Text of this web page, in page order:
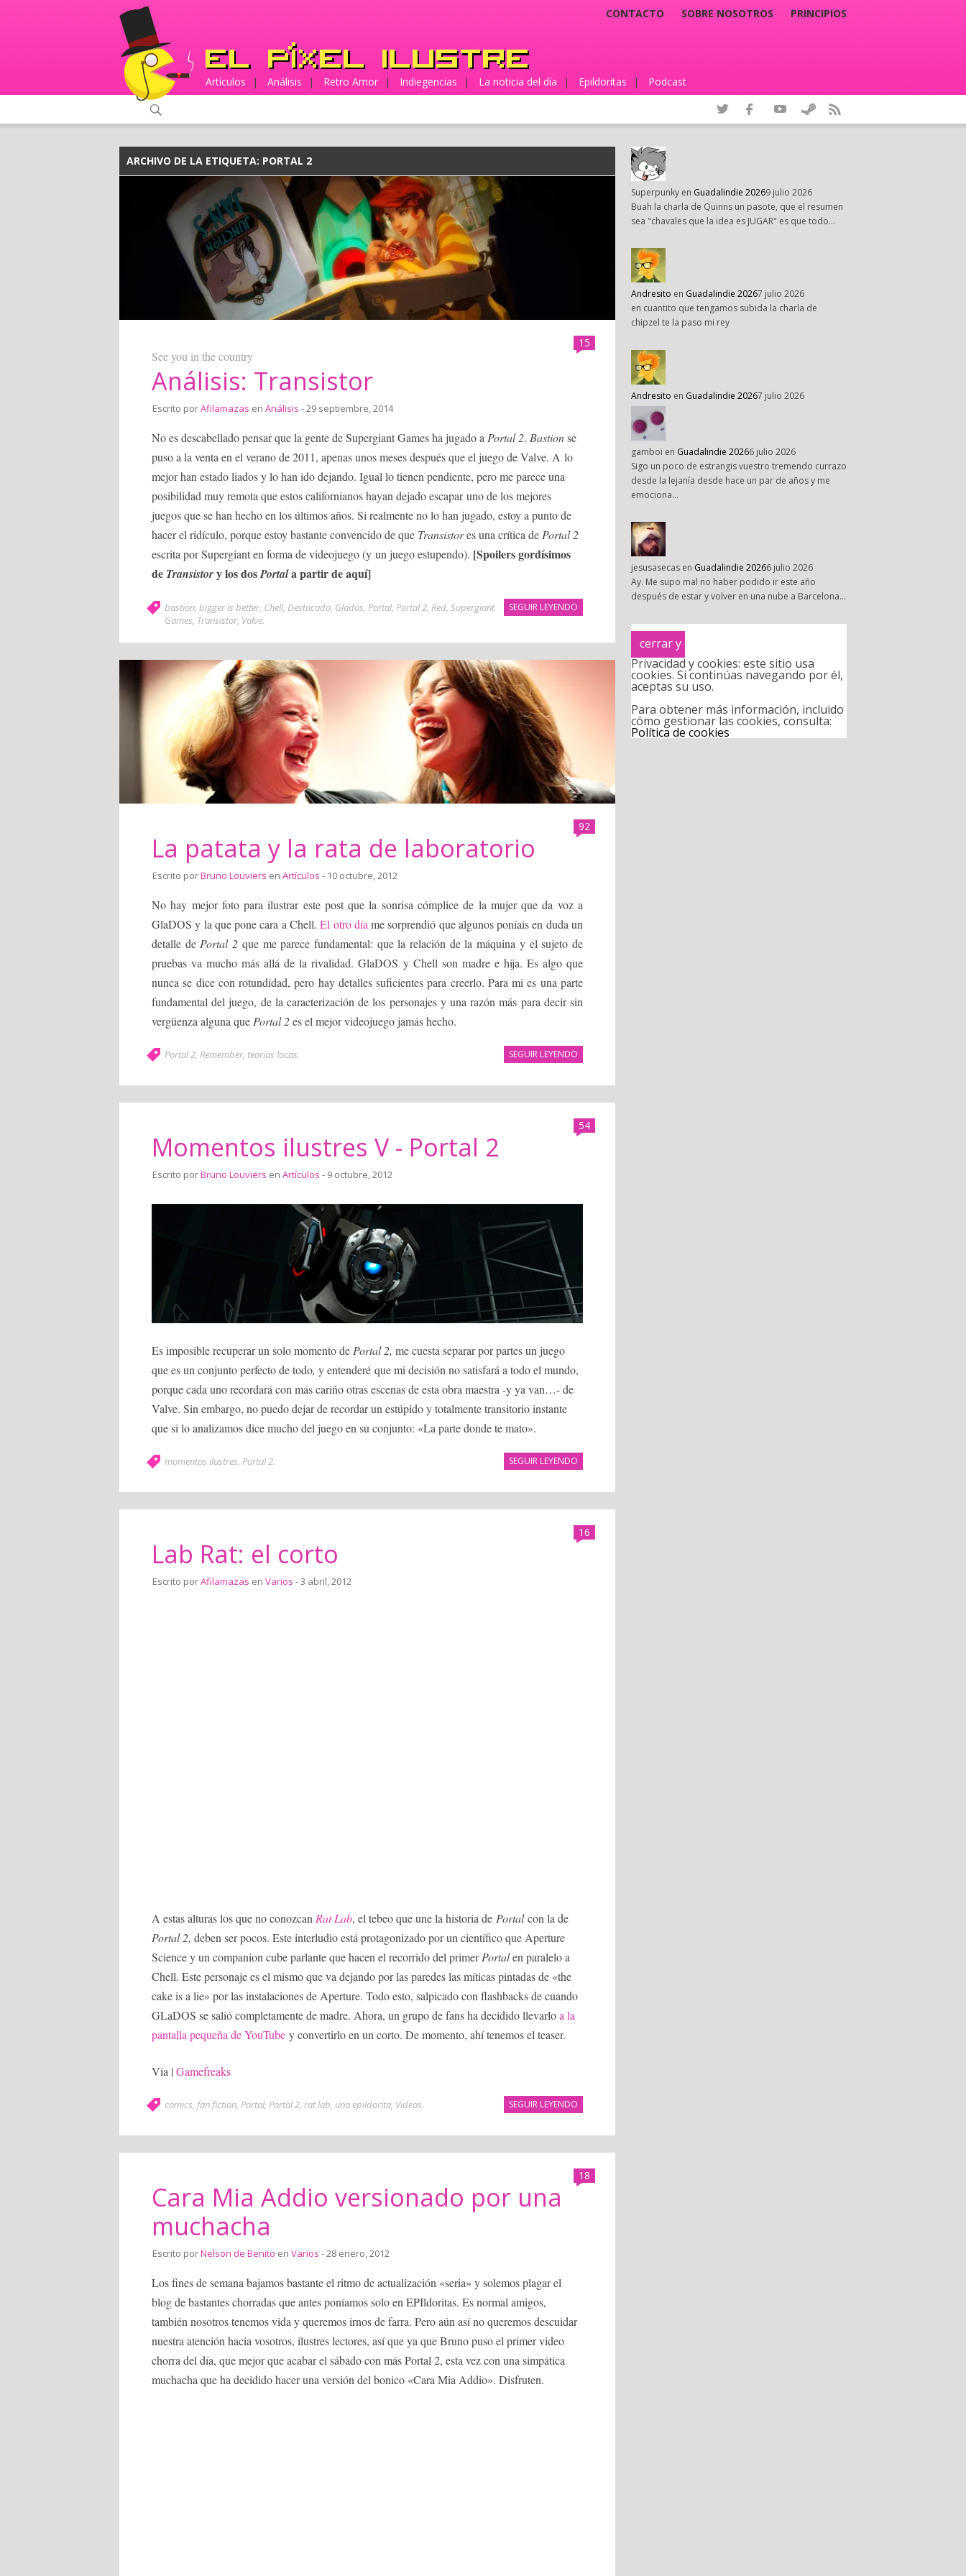
CONTACTO SOBRE NOSOTROS PRINCIPIOS
Artículos | Análisis | Retro Amor | Indiegencias | La noticia del día | Epildoritas | Podcast
ARCHIVO DE LA ETIQUETA: PORTAL 2
15
See you in the country
Análisis: Transistor
Escrito porAfilamazas en Análisis - 29 septiembre, 2014
No es descabellado pensar que la gente de Supergiant Games ha jugado a Portal 2. Bastionse
puso a la venta en el verano de 2011, apenas unos meses después que el juego de Valve. A lo
mejor han estado liados y lo han ido dejando. Igual lo tienen pendiente, pero me parece una
posibilidad muy remota que estos californianos hayan dejado escapar uno de los mejores
juegos que se han hecho en los últimos años. Si realmente no lo han jugado, estoy a punto de
hacer el ridículo, porque estoy bastante convencido de que Transistores una crítica de Portal 2
escrita por Supergiant en forma de videojuego (y un juego estupendo). [Spoilers gordísimos
de Transistory los dosPortala partir de aquí]
SEGUIR LEYENDO
bastion, bigger is better, Chell, Destacado, Glados, Portal, Portal 2, Red, Supergiant
Games, Transistor, Valve.
92
La patata y la rata de laboratorio
Escrito porBruno Louviers en Artículos - 10 octubre, 2012
No hay mejor foto para ilustrar este post que la sonrisa cómplice de la mujer que da voz a
GlaDOS y la que pone cara a Chell.El otro día me sorprendió que algunos poníais en duda un
detalle de Portal 2 que me parece fundamental: que la relación de la máquina y el sujeto de
pruebas va mucho más allá de la rivalidad. GlaDOS y Chell son madre e hija. Es algo que
nunca se dice con rotundidad, pero hay detalles suficientes para creerlo. Para mi es una parte
fundamental del juego, de la caracterización de los personajes y una razón más para decir sin
vergüenza alguna que Portal 2es el mejor videojuego jamás hecho.
SEGUIR LEYENDO
Portal 2, Remember, teorías locas.
54
Momentos ilustres V - Portal 2
Escrito porBruno Louviers en Artículos - 9 octubre, 2012
Es imposible recuperar un solo momento de Portal 2, me cuesta separar por partes un juego
que es un conjunto perfecto de todo, y entenderé que mi decisión no satisfará a todo el mundo,
porque cada uno recordará con más cariño otras escenas de esta obra maestra -y ya van…- de
Valve. Sin embargo, no puedo dejar de recordar un estúpido y totalmente transitorio instante
que si lo analizamos dice mucho del juego en su conjunto: «La parte donde te mato».
SEGUIR LEYENDO
momentos ilustres, Portal 2.
16
Lab Rat: el corto
Escrito porAfilamazas en Varios - 3 abril, 2012
A estas alturas los que no conozcanRat Lab, el tebeo que une la historia de Portalcon la de
Portal 2, deben ser pocos. Este interludio está protagonizado por un científico que Aperture
Science y un companion cube parlante que hacen el recorrido del primerPortalen paralelo a
Chell. Este personaje es el mismo que va dejando por las paredes las míticas pintadas de «the
cake is a lie» por las instalaciones de Aperture. Todo esto, salpicado con flashbacks de cuando
GLaDOS se salió completamente de madre. Ahora, un grupo de fans ha decidido llevarloa la
pantalla pequeña de YouTube y convertirlo en un corto. De momento, ahí tenemos el teaser.
Vía | Gamefreaks
SEGUIR LEYENDO
comics, fan fiction, Portal, Portal 2, rat lab, una epildorita, Videos.
18
Cara Mia Addio versionado por una
muchacha
Escrito porNelson de Benito en Varios - 28 enero, 2012
Los fines de semana bajamos bastante el ritmo de actualización «seria» y solemos plagar el
blog de bastantes chorradas que antes poníamos solo en EPIldoritas. Es normal amigos,
también nosotros tenemos vida y queremos irnos de farra. Pero aún así no queremos descuidar
nuestra atención hacia vosotros, ilustres lectores, así que ya que Bruno puso el primer video
chorra del día, que mejor que acabar el sábado con más Portal 2, esta vez con una simpática
muchacha que ha decidido hacer una versión del bonico «Cara Mia Addio». Disfruten.
Superpunky en Guadalindie 20269 julio 2026
Buah la charla de Quinns un pasote, que el resumen
sea "chavales que la idea es JUGAR" es que todo…
Andresito en Guadalindie 20267 julio 2026
en cuantito que tengamos subida la charla de
chipzel te la paso mi rey
Andresito en Guadalindie 20267 julio 2026
gamboi en Guadalindie 20266 julio 2026
Sigo un poco de estrangis vuestro tremendo currazo
desde la lejanía desde hace un par de años y me
emociona…
jesusasecas en Guadalindie 20266 julio 2026
Ay. Me supo mal no haber podido ir este año
después de estar y volver en una nube a Barcelona…
Privacidad y cookies: este sitio usa
cookies. Si continúas navegando por él,
aceptas su uso.
Para obtener más información, incluido
cómo gestionar las cookies, consulta:
Política de cookies